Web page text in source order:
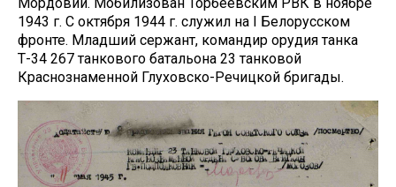
1943 г. С октября 1944 г. служил на I Белорусском
фронте. Младший сержант, командир орудия танка
Т-34 267 танкового батальона 23 танковой
Краснознаменной Глуховско-Речицкой бригады.